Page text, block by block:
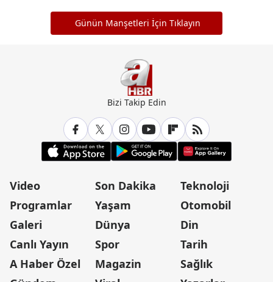
Günün Manşetleri İçin Tıklayın
Bizi Takip Edin
Video
Programlar
Galeri
Canlı Yayın
A Haber Özel
Son Dakika
Yaşam
Dünya
Spor
Magazin
Teknoloji
Otomobil
Din
Tarih
Sağlık